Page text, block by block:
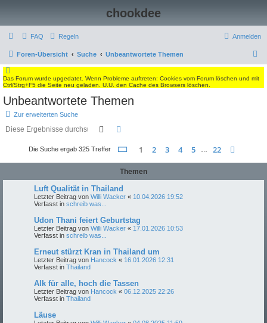
chookdee
FAQ Regeln Anmelden
Foren-Übersicht Suche Unbeantwortete Themen
u
Das Forum wurde upgedatet. Wenn Probleme auftreten: Cookies vom Forum löschen und mit
Ctrl/Strg+F5 die Seite neu geladen. U.U. den Cache des Browsers löschen.
Unbeantwortete Themen
Zur erweiterten Suche
Suche
Die Suche ergab 325 Treffer Seite 1von 22
1 2 3 4 5 22
Themen
Luft Qualität in Thailand
Letzter Beitrag von Willi Wacker « 10.04.2026 19:52
Verfasst in schreib was...
Udon Thani feiert Geburtstag
Letzter Beitrag von Willi Wacker « 17.01.2026 10:53
Verfasst in schreib was...
Erneut stürzt Kran in Thailand um
Letzter Beitrag von Hancock « 16.01.2026 12:31
Verfasst in Thailand
Alk für alle, hoch die Tassen
Letzter Beitrag von Hancock « 06.12.2025 22:26
Verfasst in Thailand
Läuse